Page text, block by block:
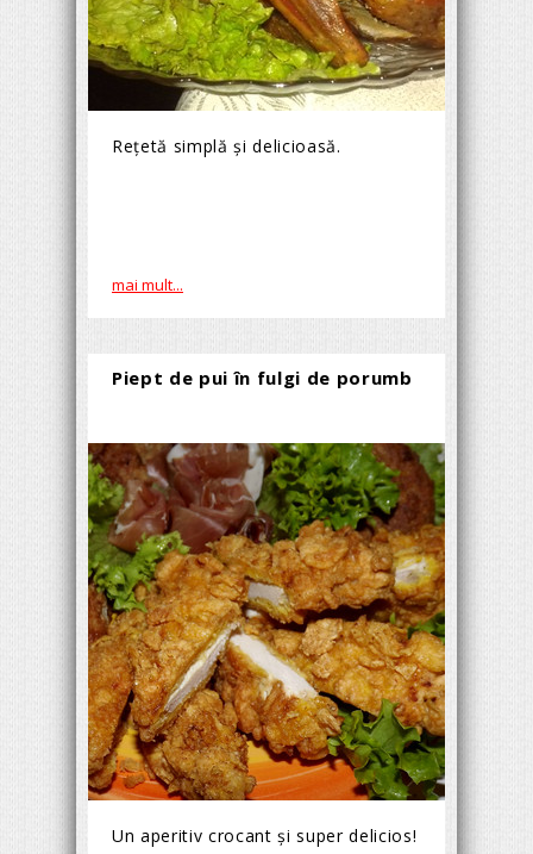
Rețetă simplă şi delicioasă.
mai mult...
Piept de pui în fulgi de porumb
Un aperitiv crocant şi super delicios!